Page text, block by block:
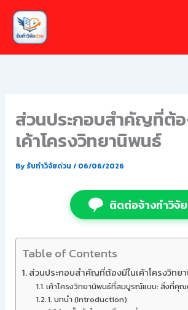
Skip
content
ส่วนประกอบสำคัญที่ต้อ
เค้าโครงวิทยานิพนธ์
Byรับทำวิจัยด่วน / 06/06/2026
ติดต่อจ้างทำวิจัย
Table of Contents
ส่วนประกอบสำคัญที่ต้องมีในเค้าโครงวิทย
เค้าโครงวิทยานิพนธ์ที่สมบูรณ์แบบ: สิ่งที่คุ
1. บทนำ (Introduction)